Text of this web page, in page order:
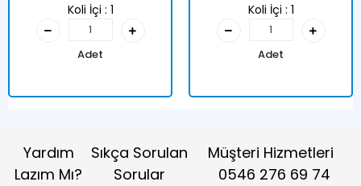
Koli İçi : 1
Adet
Koli İçi : 1
Adet
Yardım
Lazım Mı?
Sıkça Sorulan
Sorular
Müşteri Hizmetleri
0546 276 69 74